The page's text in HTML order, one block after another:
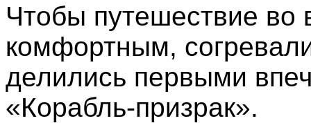
Чтобы путешествие
комфортным,
делились первыми
«Корабль-призрак».